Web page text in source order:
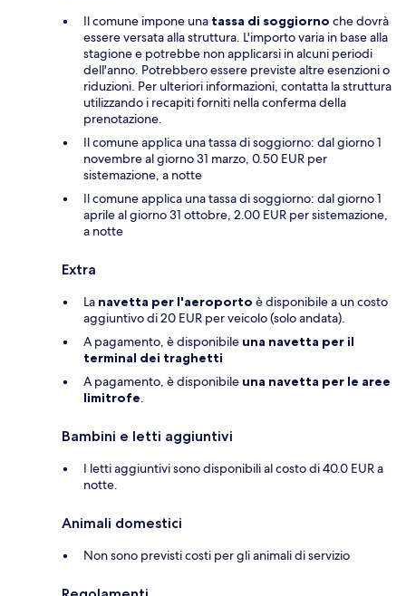
Il comune impone una tassa di soggiorno che dovrà
essere versata alla struttura. L'importo varia in base alla
stagione e potrebbe non applicarsi in alcuni periodi
dell'anno. Potrebbero essere previste altre esenzioni o
riduzioni. Per ulteriori informazioni, contatta la struttura
utilizzando i recapiti forniti nella conferma della
prenotazione.
Il comune applica una tassa di soggiorno: dal giorno 1
novembre al giorno 31 marzo, 0.50 EUR per
sistemazione, a notte
Il comune applica una tassa di soggiorno: dal giorno 1
aprile al giorno 31 ottobre, 2.00 EUR per sistemazione,
a notte
Extra
La navetta per l'aeroporto è disponibile a un costo
aggiuntivo di 20 EUR per veicolo (solo andata).
A pagamento, è disponibile una navetta per il
terminal dei traghetti
A pagamento, è disponibile una navetta per le aree
limitrofe.
Bambini e letti aggiuntivi
I letti aggiuntivi sono disponibili al costo di 40.0 EUR a
notte.
Animali domestici
Non sono previsti costi per gli animali di servizio